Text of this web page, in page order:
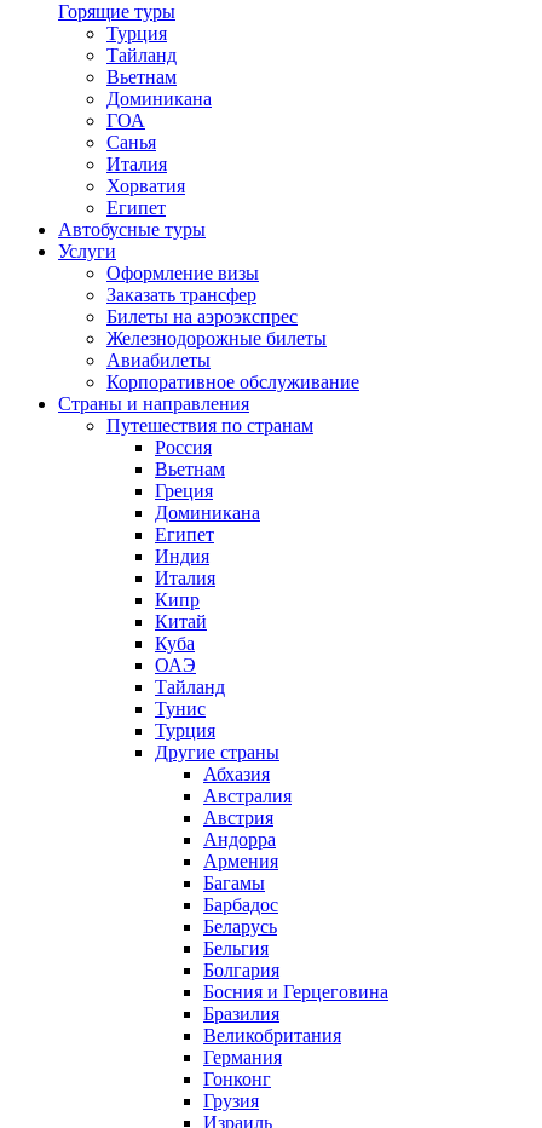
Горящие туры
Турция
Тайланд
Вьетнам
Доминикана
ГОА
Санья
Италия
Хорватия
Египет
Автобусные туры
Услуги
Оформление визы
Заказать трансфер
Билеты на аэроэкспрес
Железнодорожные билеты
Авиабилеты
Корпоративное обслуживание
Страны и направления
Путешествия по странам
Россия
Вьетнам
Греция
Доминикана
Египет
Индия
Италия
Кипр
Китай
Куба
ОАЭ
Тайланд
Тунис
Турция
Другие страны
Абхазия
Австралия
Австрия
Андорра
Армения
Багамы
Барбадос
Беларусь
Бельгия
Болгария
Босния и Герцеговина
Бразилия
Великобритания
Германия
Гонконг
Грузия
Израиль